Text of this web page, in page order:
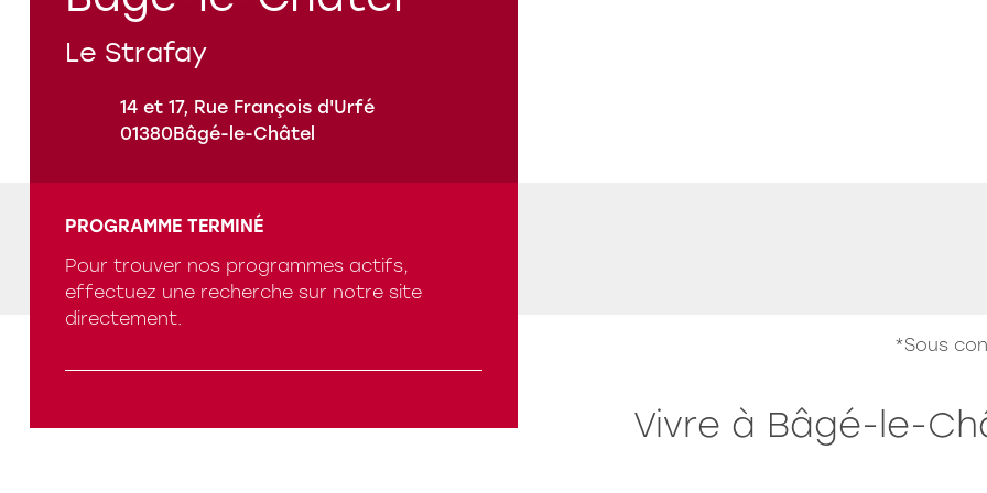
Nos références
Qui sommes-nous ?
Programmes en cours
Voir tous les programmes
Le Strafay
14 et 17, Rue François d'Urfé
01380Bâgé-le-Châtel
PROGRAMME TERMINÉ
Pour trouver nos programmes actifs,
effectuez une recherche sur notre site
directement.
*Sous
Vivre à Bâgé-le-